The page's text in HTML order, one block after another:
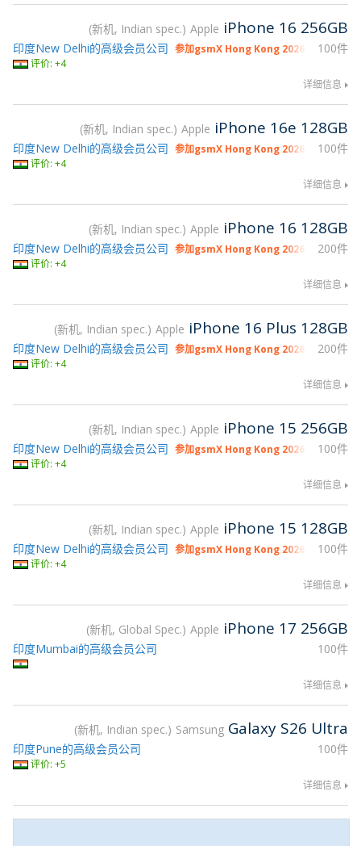
新机, Indian spec. Apple iPhone 16 256GB
100件
印度New Delhi的高级会员公司 参加gsmX Hong Kong 2026
评价: +4
详细信息
新机, Indian spec. Apple iPhone 16e 128GB
100件
印度New Delhi的高级会员公司 参加gsmX Hong Kong 2026
评价: +4
详细信息
新机, Indian spec. Apple iPhone 16 128GB
200件
印度New Delhi的高级会员公司 参加gsmX Hong Kong 2026
评价: +4
详细信息
新机, Indian spec. Apple iPhone 16 Plus 128GB
200件
印度New Delhi的高级会员公司 参加gsmX Hong Kong 2026
评价: +4
详细信息
新机, Indian spec. Apple iPhone 15 256GB
100件
印度New Delhi的高级会员公司 参加gsmX Hong Kong 2026
评价: +4
详细信息
新机, Indian spec. Apple iPhone 15 128GB
100件
印度New Delhi的高级会员公司 参加gsmX Hong Kong 2026
评价: +4
详细信息
新机, Global Spec. Apple iPhone 17 256GB
100件
印度Mumbai的高级会员公司
详细信息
新机, Indian spec. Samsung Galaxy S26 Ultra
100件
印度Pune的高级会员公司
评价: +5
详细信息